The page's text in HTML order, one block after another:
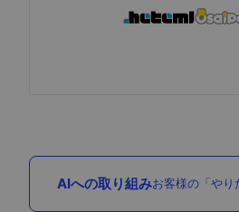
AIへの取り組みお客様の「やり